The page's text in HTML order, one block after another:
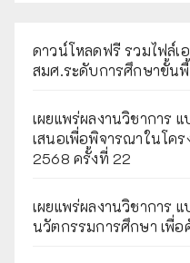
ดาวน์โหลดฟรี รวมไฟล์เ
สมศ.ระดับการศึกษาขั้น
เผยแพร่ผลงานวิชาการ
เสนอเพื่อพิจารณาในโค
2568 ครั้งที่ 22
เผยแพร่ผลงานวิชาการ
นวัตกรรมการศึกษา เพื่อ